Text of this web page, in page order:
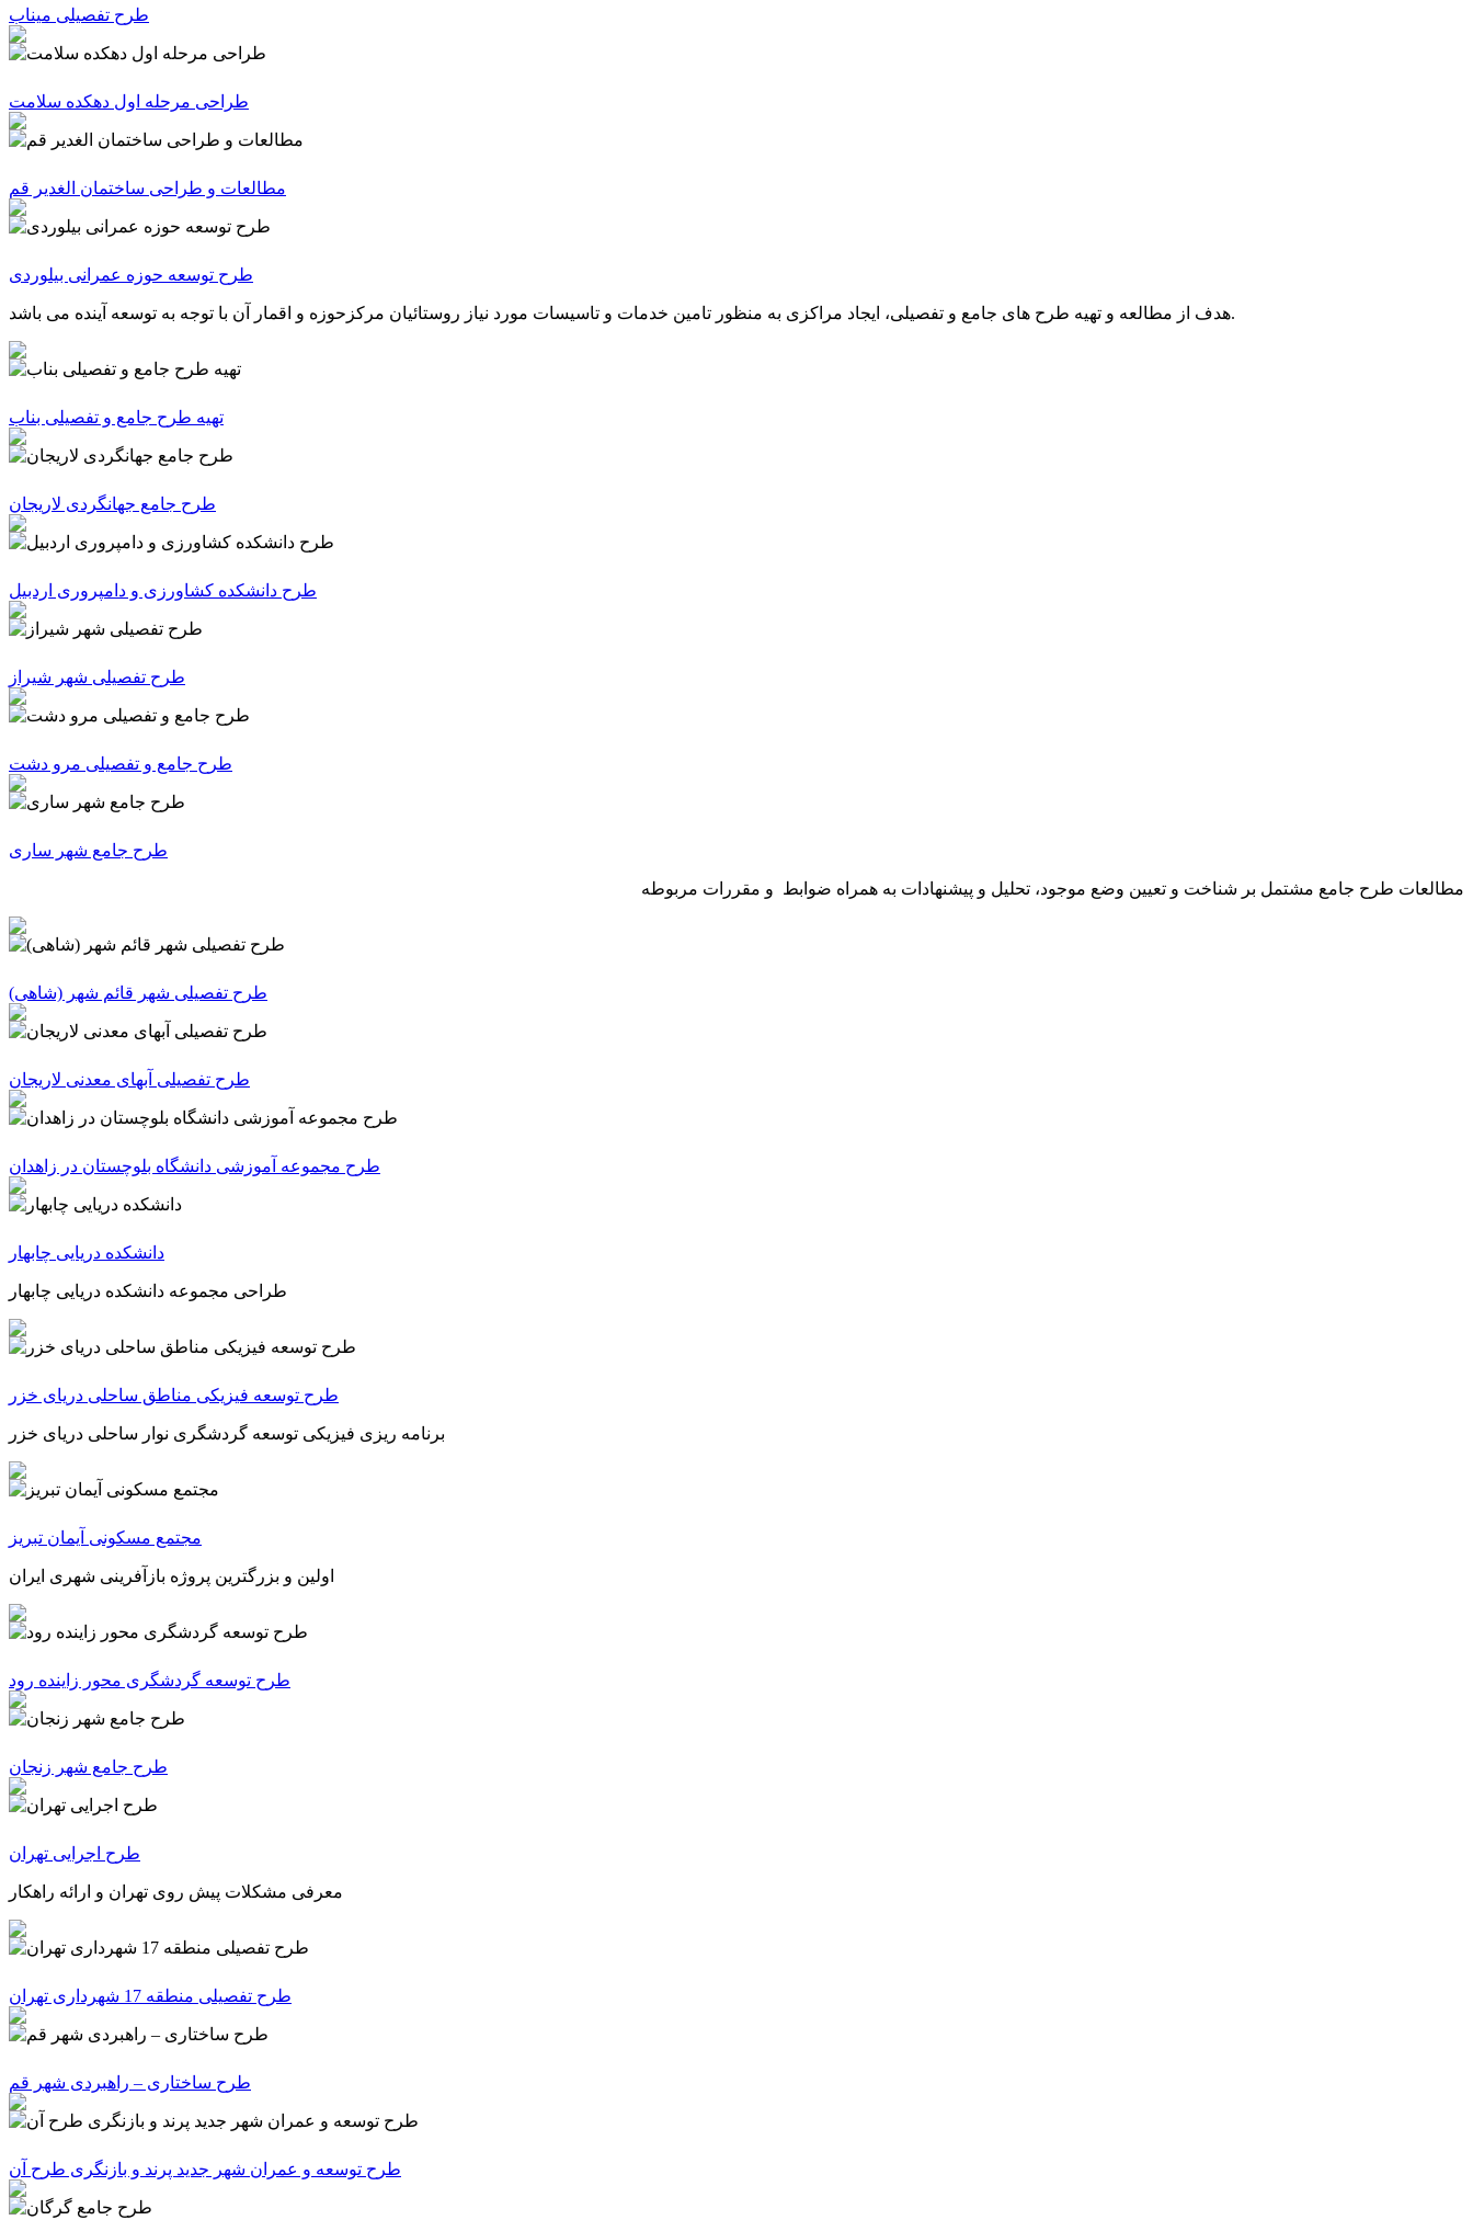
طرح تفصیلی میناب
طراحی مرحله اول دهکده سلامت
مطالعات و طراحی ساختمان الغدیر قم
طرح توسعه حوزه عمرانی بیلوردی
هدف از مطالعه و تهیه طرح های جامع و تفصیلی، ایجاد مراکزی به منظور تامین خدمات و تاسیسات مورد نیاز روستائیان مرکزحوزه و اقمار آن با توجه به توسعه آینده می باشد.
تهیه طرح جامع و تفصیلی بناب
طرح جامع جهانگردی لاریجان
طرح دانشکده کشاورزی و دامپروری اردبیل
طرح تفصیلی شهر شیراز
طرح جامع و تفصیلی مرو دشت
طرح جامع شهر ساری
مطالعات طرح جامع مشتمل بر شناخت و تعیین وضع موجود، تحلیل و پیشنهادات به همراه ضوابط و مقررات مربوطه
(طرح تفصیلی شهر قائم شهر (شاهی
طرح تفصیلی آبهای معدنی لاریجان
طرح مجموعه آموزشی دانشگاه بلوچستان در زاهدان
دانشکده دریایی چابهار
طراحی مجموعه دانشکده دریایی چابهار
طرح توسعه فیزیکی مناطق ساحلی دریای خزر
مجتمع مسکونی آیمان تبریز
اولین و بزرگترین پروژه بازآفرینی شهری ایران
طرح توسعه گردشگری محور زاینده رود
طرح جامع شهر زنجان
طرح اجرایی تهران
طرح تفصیلی منطقه 17 شهرداری تهران
طرح ساختاری – راهبردی شهر قم
طرح توسعه و عمران شهر جدید پرند و بازنگری طرح آن